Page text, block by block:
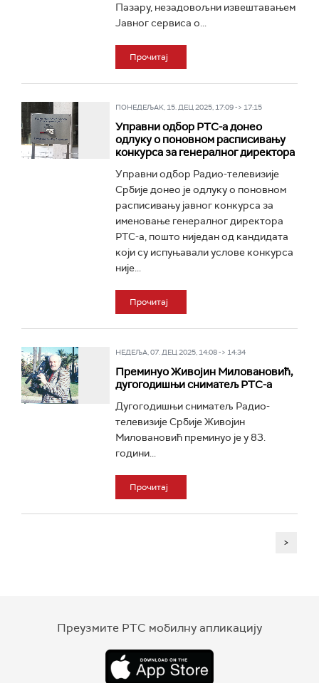
Пазару, незадовољни извештавањем
Jавног сервиса о...
Прочитај
ПОНЕДЕЉАК, 15. ДЕЦ 2025, 17:09 -> 17:15
Управни одбор РТС-а донео
одлуку о поновном расписивању
конкурса за генералног директора
Управни одбор Радио-телевизије
Србије донео је одлуку о поновном
расписивању јавног конкурса за
именовање генералног директора
РТС-а, пошто ниједан од кандидата
који су испуњавали услове конкурса
није...
Прочитај
НЕДЕЉА, 07. ДЕЦ 2025, 14:08 -> 14:34
Преминуо Живојин Миловановић,
дугогодишњи сниматељ РТС-а
Дугогодишњи сниматељ Радио-
телевизије Србије Живојин
Миловановић преминуо је у 83.
години...
Прочитај
>
Преузмите РТС мобилну апликацију